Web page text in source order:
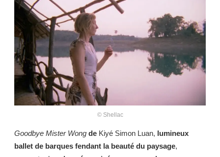
© Shellac
Goodbye Mister Wong de Kiyé Simon Luan, lumineux
ballet de barques fendant la beauté du paysage,